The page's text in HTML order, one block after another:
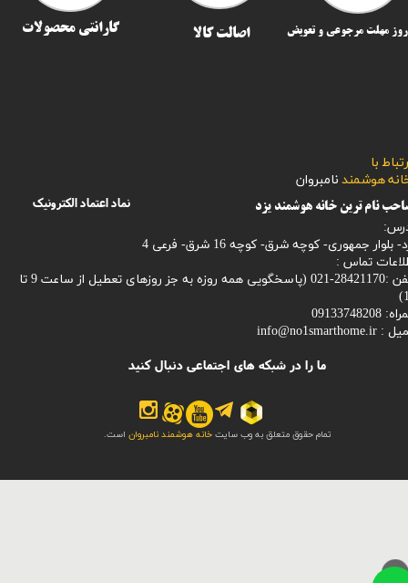
تمام حقوق متعلق به وب سایت خانه هوشمند نامبروان است.
با
هوشمند نامبروان
>
بلوار جمهوری- کوچه شرق- کوچه 16 شرق- فرعی 4
تماس :
021 (
پاسخگویی همه روزه به جز روزهای تعطیل از ساعت 9 تا
09133748208
:
info@no1smarthome.ir
ما را در شبکه های اجتماعی دنبال کنید
نماد اعتماد الکترونیک
اصالت کالا گارانتی محصولات
نام ترین خانه هوشمند یزد